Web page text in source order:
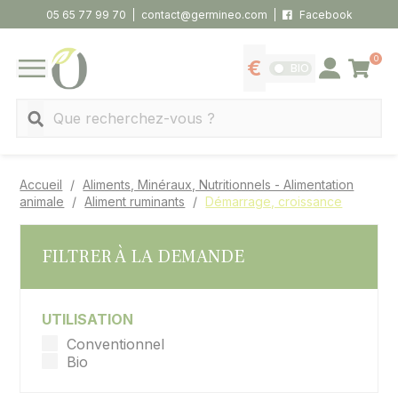
05 65 77 99 70 contact@germineo.com Facebook
MENU
Afficher les tarifs
BIO Se connecter
0
Panier
Accueil
Aliments, Minéraux, Nutritionnels - Alimentation
animale
Aliment ruminants Démarrage, croissance
FILTRER À LA DEMANDE
UTILISATION
Conventionnel
Bio
Panneau de gestion des cookies